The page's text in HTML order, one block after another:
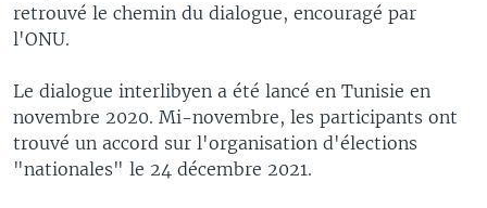
retrouvé le chemin du dialogue, encouragé par
l'ONU.
Le dialogue interlibyen a été lancé en Tunisie en
novembre 2020. Mi-novembre, les participants ont
trouvé un accord sur l'organisation d'élections
"nationales" le 24 décembre 2021.